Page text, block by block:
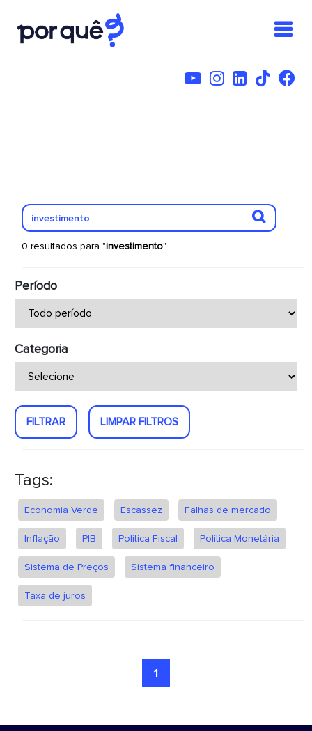
0 resultados para "investimento"
Período
Categoria
FILTRAR LIMPAR FILTROS
Tags:
Economia Verde Escassez Falhas de mercado
Inflação PIB Política Fiscal Política Monetária
Sistema de Preços Sistema financeiro
Taxa de juros
1